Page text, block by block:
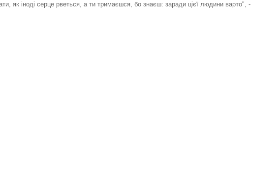
як іноді серце рветься, а ти тримаєшся, бо знаєш: заради цієї людини варто", -